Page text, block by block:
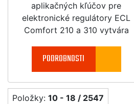
aplikačných kľúčov pre
elektronické regulátory ECL
Comfort 210 a 310 vytvára
vášho vykurovacieho systému a
PODROBNOSTI
Položky: 10 - 18 / 2547